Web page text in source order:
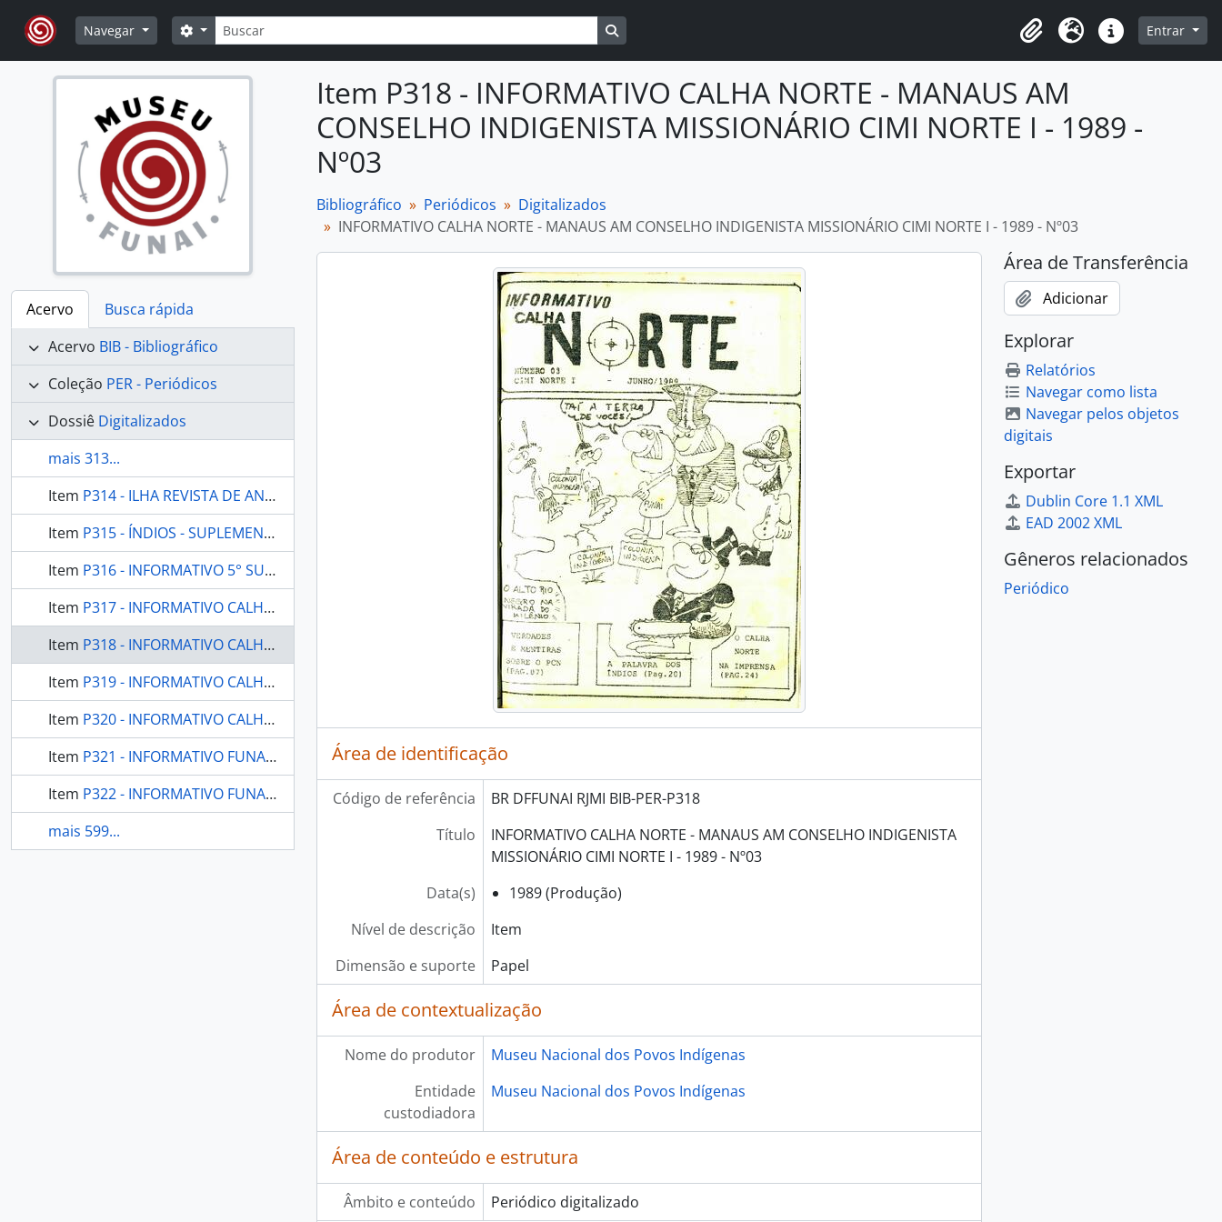
Skip to main content
Navegar
Buscar
Opções de busca
Área de Transferência
Idioma Atalhos Entrar
Acervo
Busca rápida
Acervo BIB - Bibliográfico
Coleção PER - Periódicos
Dossiê Digitalizados
mais 313...
Item P314 - ILHA REVISTA DE ANTROPOLOGIA - FLORIANÓPOLIS SC UFSC - 2005 - Nº0102
Item P315 - ÍNDIOS - SUPLEMENTO ESPECIAL DO JORNAL RADICAL 1997 - 1997
Item P316 - INFORMATIVO 5° SUER - FUNAI - MANAUS AM FUNDAÇÃO NACIONAL DO ÍNDIO - 1987 - Nº01
Item P317 - INFORMATIVO CALHA NORTE - MANAUS AM CONSELHO INDIGENISTA MISSIONÁRIO CIMI NORTE I - 1988 - Nº02
Item P318 - INFORMATIVO CALHA NORTE - MANAUS AM CONSELHO INDIGENISTA MISSIONÁRIO CIMI NORTE I - 1989 - Nº03
Item P319 - INFORMATIVO CALHA NORTE - MANAUS AM CONSELHO INDIGENISTA MISSIONÁRIO CIMI NORTE I - 1989 - Nº04
Item P320 - INFORMATIVO CALHA NORTE - MANAUS AM CONSELHO INDIGENISTA MISSIONÁRIO CIMI NORTE I - 1990 - Nº05
Item P321 - INFORMATIVO FUNAI - BRASÍLIA FUNAI - 2007 - Nº02
Item P322 - INFORMATIVO FUNAI - BRASÍLIA FUNAI - 2009 - Nº03 - CADERNO 01
mais 599...
Item P318 - INFORMATIVO CALHA NORTE - MANAUS AM
CONSELHO INDIGENISTA MISSIONÁRIO CIMI NORTE I - 1989 -
Nº03
Bibliográfico Periódicos
Digitalizados
INFORMATIVO CALHA NORTE - MANAUS AM CONSELHO INDIGENISTA MISSIONÁRIO CIMI NORTE I - 1989 - Nº03
Área de identificação
Código de referência
BR DFFUNAI RJMI BIB-PER-P318
Título
INFORMATIVO CALHA NORTE - MANAUS AM CONSELHO INDIGENISTA
MISSIONÁRIO CIMI NORTE I - 1989 - Nº03
Data(s)
1989 (Produção)
Nível de descrição
Item
Dimensão e suporte
Papel
Área de contextualização
Nome do produtor
Museu Nacional dos Povos Indígenas
Entidade
custodiadora
Museu Nacional dos Povos Indígenas
Área de conteúdo e estrutura
Âmbito e conteúdo Periódico digitalizado
Área de Transferência
Adicionar
Explorar
Relatórios
Navegar como lista
Navegar pelos objetos
digitais
Exportar
Dublin Core 1.1 XML
EAD 2002 XML
Gêneros relacionados
Periódico